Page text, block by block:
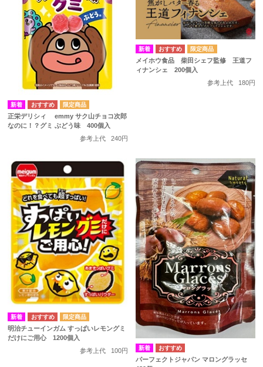
正栄デリシィ emmy サク山チョコ次郎
なのに！？グミ ぶどう味 400個入
参考上代
240円
メイホウ食品 柴田シェフ監修 王道フ
ィナンシェ 200個入
参考上代
180円
明治チューインガム すっぱいレモングミ
だけにご用心 1200個入
参考上代
100円
パーフェクトジャパン マロングラッセ